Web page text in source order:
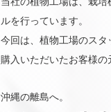
ルを行っています。
今回は、植物工場のス
購入いただいたお客様の
沖縄の離島へ。